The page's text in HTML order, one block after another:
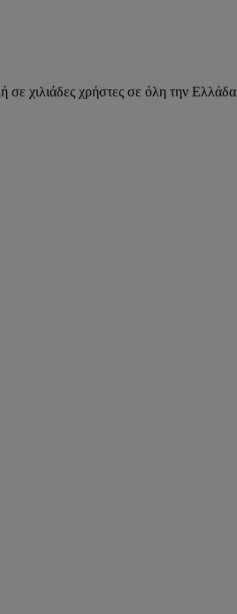
χιλιάδες χρήστες σε όλη την Ελλάδα